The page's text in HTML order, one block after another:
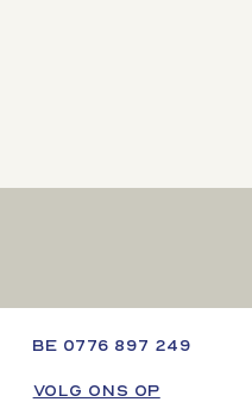
VOLG ONS OP
BE 0776 897 249